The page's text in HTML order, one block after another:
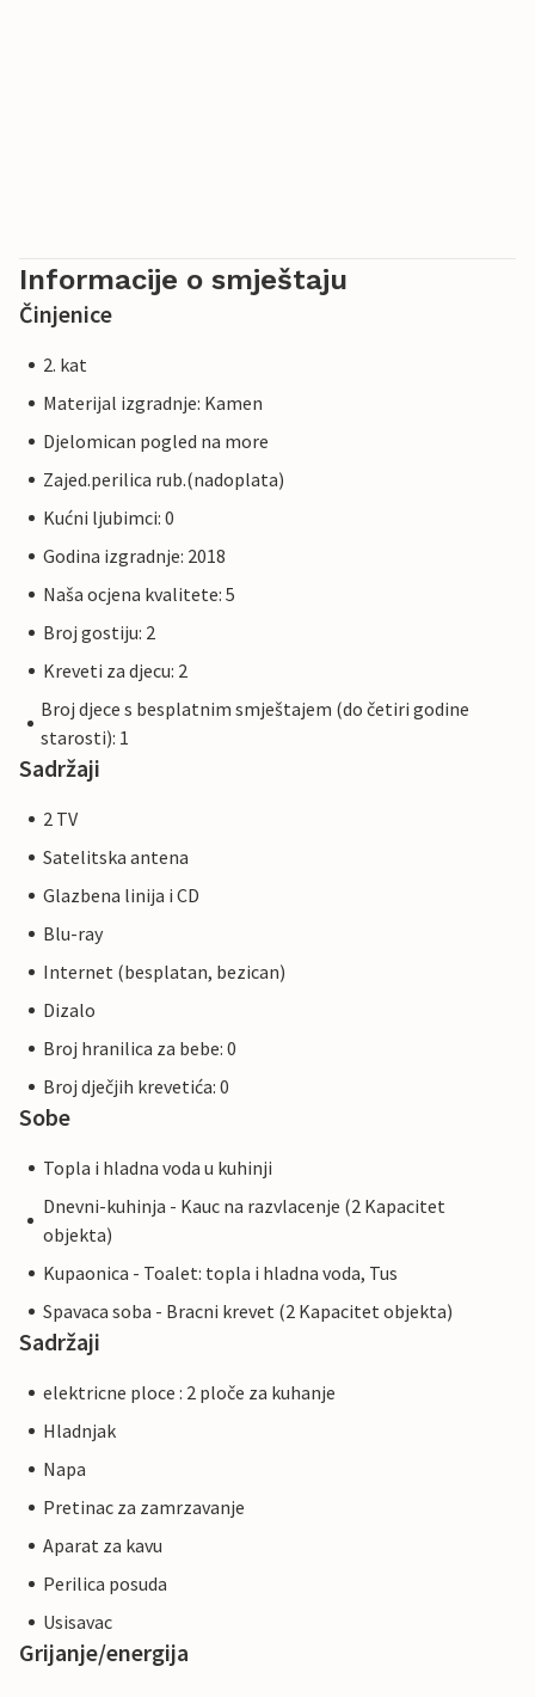
Informacije o smještaju
Činjenice
2. kat
Materijal izgradnje: Kamen
Djelomican pogled na more
Zajed.perilica rub.(nadoplata)
Kućni ljubimci: 0
Godina izgradnje: 2018
Naša ocjena kvalitete: 5
Broj gostiju: 2
Kreveti za djecu: 2
Broj djece s besplatnim smještajem (do četiri godine
starosti): 1
Sadržaji
2 TV
Satelitska antena
Glazbena linija i CD
Blu-ray
Internet (besplatan, bezican)
Dizalo
Broj hranilica za bebe: 0
Broj dječjih krevetića: 0
Sobe
Topla i hladna voda u kuhinji
Dnevni-kuhinja - Kauc na razvlacenje (2 Kapacitet
objekta)
Kupaonica - Toalet: topla i hladna voda, Tus
Spavaca soba - Bracni krevet (2 Kapacitet objekta)
Sadržaji
elektricne ploce : 2 ploče za kuhanje
Hladnjak
Napa
Pretinac za zamrzavanje
Aparat za kavu
Perilica posuda
Usisavac
Grijanje/energija